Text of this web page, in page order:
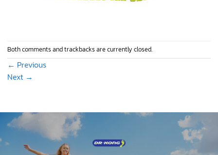
Both comments and trackbacks are currently closed.
← Previous
Next →